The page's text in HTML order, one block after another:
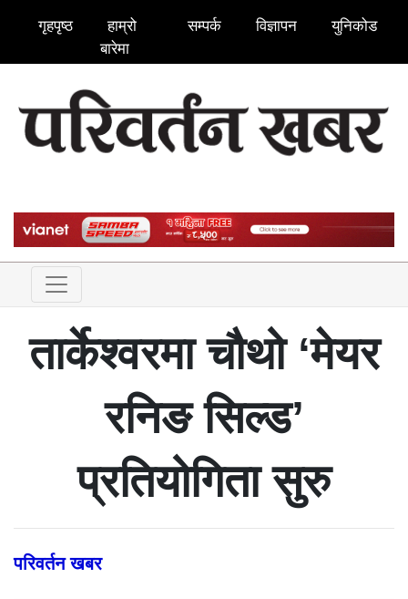
गृहपृष्ठ
हाम्रो
बारेमा
सम्पर्क विज्ञापन युनिकोड
तार्केश्वरमा चौथो ‘मेयर
रनिङ सिल्ड’
प्रतियोगिता सुरु
परिवर्तन खबर